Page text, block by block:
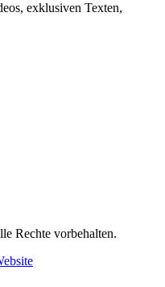
exklusiven Texten,
Rechte vorbehalten.